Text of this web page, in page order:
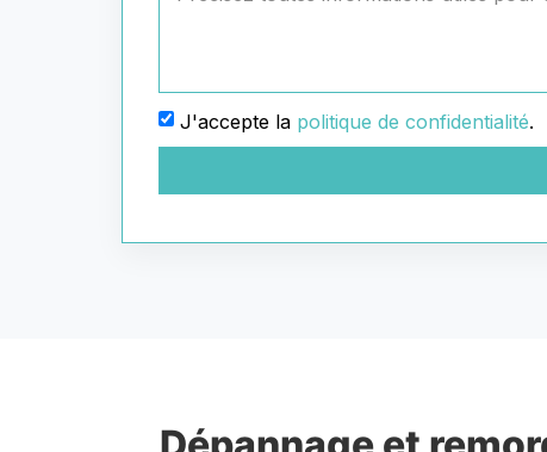
J'accepte la politique de confidentialité.